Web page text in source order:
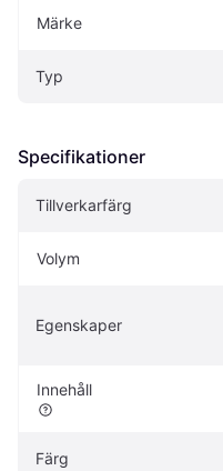
Märke
Typ
Specifikationer
Tillverkarfärg
Volym
Egenskaper
Innehåll
Färg